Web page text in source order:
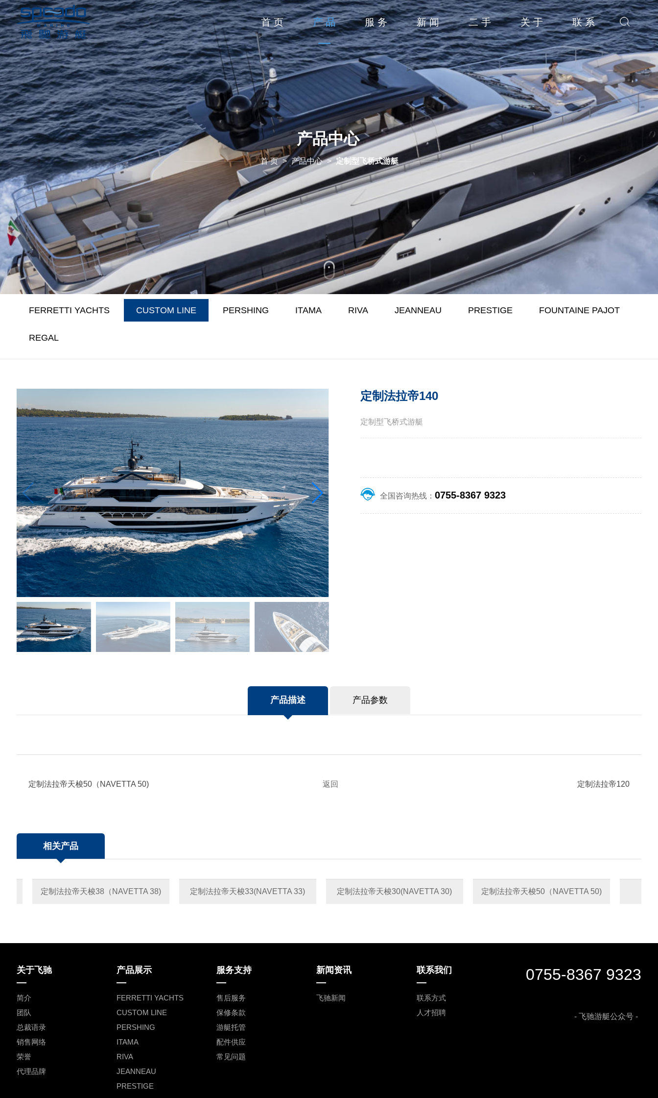
首 页 产 品 服 务 新 闻 二 手 关 于 联 系
产品中心
首 页 > 产品中心 > 定制型飞桥式游艇
FERRETTI YACHTS CUSTOM LINE PERSHING ITAMA RIVA JEANNEAU PRESTIGE FOUNTAINE PAJOT
REGAL
定制法拉帝140
定制型飞桥式游艇
全国咨询热线： 0755-8367 9323
产品描述 产品参数
定制法拉帝天梭50（NAVETTA 50) 定制法拉帝120
返回
相关产品
定制法拉帝天梭38（NAVETTA 38) 定制法拉帝天梭33(NAVETTA 33) 定制法拉帝天梭30(NAVETTA 30) 定制法拉帝天梭50（NAVETTA 50)
关于飞驰
简介
团队
总裁语录
销售网络
荣誉
代理品牌
产品展示
FERRETTI YACHTS
CUSTOM LINE
PERSHING
ITAMA
RIVA
JEANNEAU
PRESTIGE
服务支持
售后服务
保修条款
游艇托管
配件供应
常见问题
新闻资讯
飞驰新闻
联系我们
联系方式
人才招聘
0755-8367 9323
- 飞驰游艇公众号 -